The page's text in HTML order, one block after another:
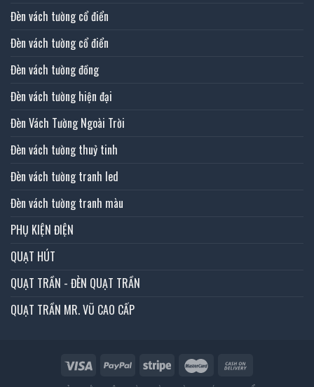
Đèn vách tường cổ điển
Đèn vách tường cổ điển
Đèn vách tường đồng
Đèn vách tường hiện đại
Đèn Vách Tường Ngoài Trời
Đèn vách tường thuỷ tinh
Đèn vách tường tranh led
Đèn vách tường tranh màu
PHỤ KIỆN ĐIỆN
QUẠT HÚT
QUẠT TRẦN - ĐÈN QUẠT TRẦN
QUẠT TRẦN MR. VŨ CAO CẤP